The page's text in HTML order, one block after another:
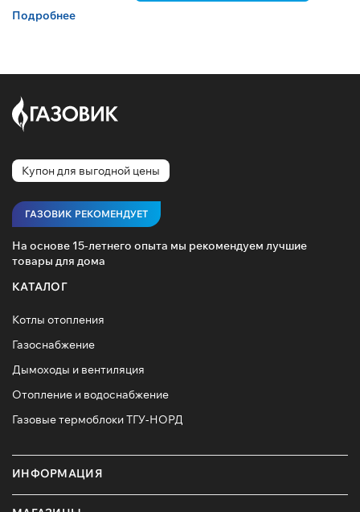
Подробнее
Купон для выгодной цены
ГАЗОВИК РЕКОМЕНДУЕТ
На основе 15-летнего опыта мы рекомендуем лучшие
товары для дома
КАТАЛОГ
Котлы отопления
Газоснабжение
Дымоходы и вентиляция
Отопление и водоснабжение
Газовые термоблоки ТГУ-НОРД
ИНФОРМАЦИЯ